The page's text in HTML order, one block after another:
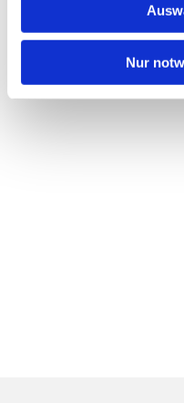
Nur